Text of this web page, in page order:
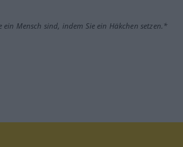
ein Mensch sind, indem Sie ein Häkchen setzen.*